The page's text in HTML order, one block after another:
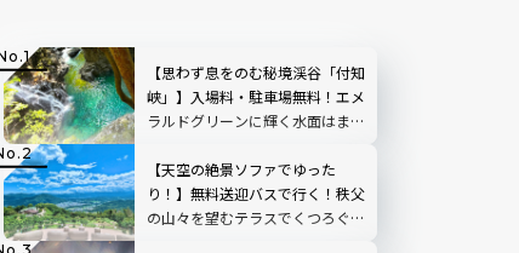
【思わず息をのむ秘境渓谷「付知
峡」】入場料・駐車場無料！エメ
ラルドグリーンに輝く水面はまる
【天空の絶景ソファでゆった
り！】無料送迎バスで行く！秩父
の山々を望むテラスでくつろぐ